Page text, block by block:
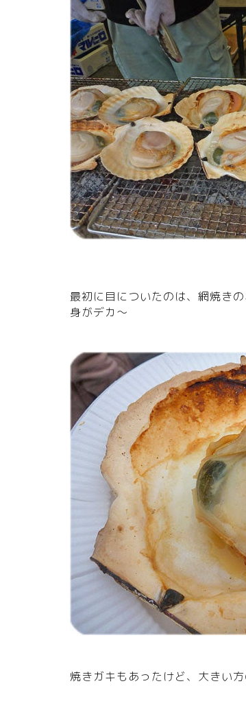
最初に目についたのは、網焼きの
身がデカ～
焼きガキもあったけど、大きい